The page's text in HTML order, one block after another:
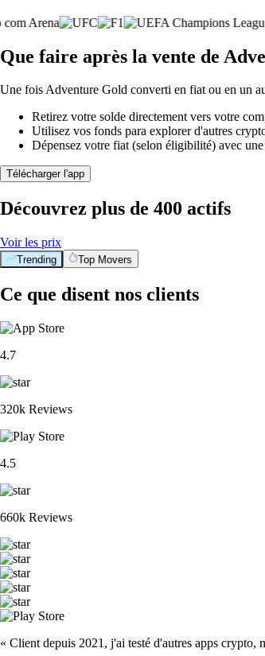
Que faire après la vente de
Une fois Adventure Gold converti en fiat ou en un
Retirez votre solde directement vers votre
Utilisez vos fonds para explorer d'autres
Dépensez votre fiat (selon éligibilité) avec
Télécharger l'app
Découvrez plus de 400 actifs
Voir les prix
Trending Top Movers
Ce que disent nos clients
4.7
320k Reviews
4.5
660k Reviews
« Client depuis 2021, j'ai testé d'autres apps crypto,